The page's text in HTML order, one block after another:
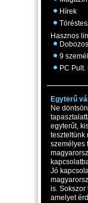
Hírek
Hasznos
9
PC
Egyterű
Ne
egyterűt,
teszteltünk
személyes
Jó
is.
amelyet